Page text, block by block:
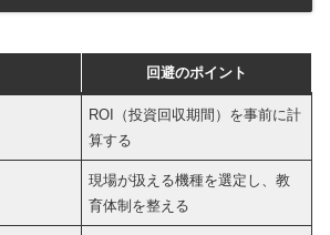
回避のポイント
ROI（投資回収期間）を事前に計
算する
現場が扱える機種を選定し、教
育体制を整える